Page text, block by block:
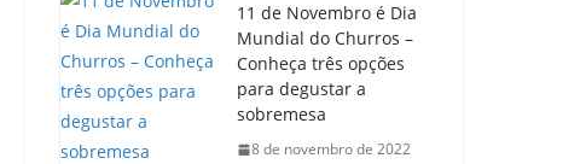
11 de Novembro é Dia
Mundial do Churros –
Conheça três opções
para degustar a
sobremesa
8 de novembro de 2022